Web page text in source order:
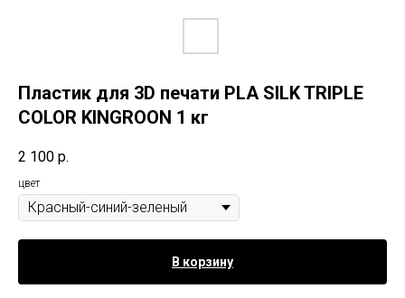
Пластик для 3D печати PLA SILK TRIPLE
COLOR KINGROON 1 кг
2 100 р.
цвет
В корзину